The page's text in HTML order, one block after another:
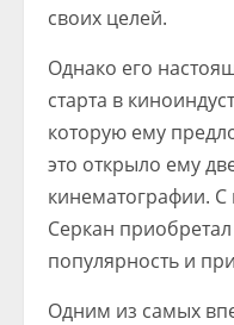
своих целей.
Однако его
старта в
которую ему
это открыло ему
кинематографии.
Серкан
популярность и
Одним из самых